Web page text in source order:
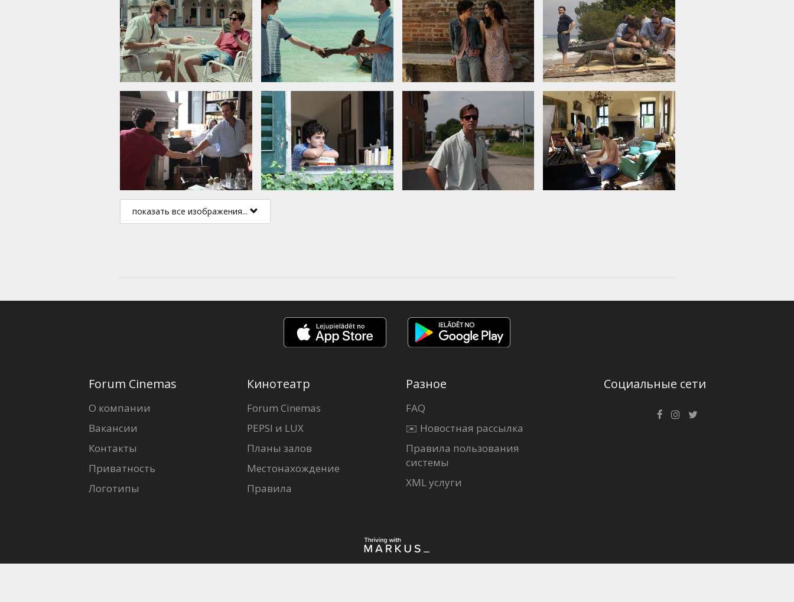
показать все изображения...
Forum Cinemas
О компании
Вакансии
Контакты
Приватность
Логотипы
Кинотеатр
Forum Cinemas
PEPSI и LUX
Планы залов
Местонахождение
Правила
Разное
FAQ
✉️ Новостная рассылка
Правила пользования
системы
XML услуги
Социальные сети